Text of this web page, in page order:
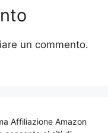
un commento.
Affiliazione Amazon